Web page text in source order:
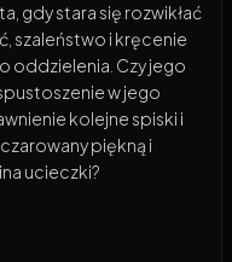
gdy stara się rozwikłać
szaleństwo i kręcenie
oddzielenia. Czy jego
w jego
kolejne spiski i
piękną i
ucieczki?